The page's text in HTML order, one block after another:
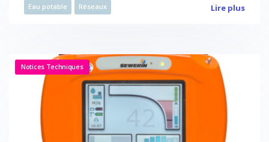
Eau potable Réseaux Lire plus
Notices Techniques